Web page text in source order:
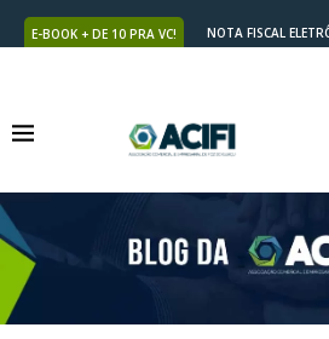
E-BOOK + DE 10 PRA VC! NOTA FISCAL